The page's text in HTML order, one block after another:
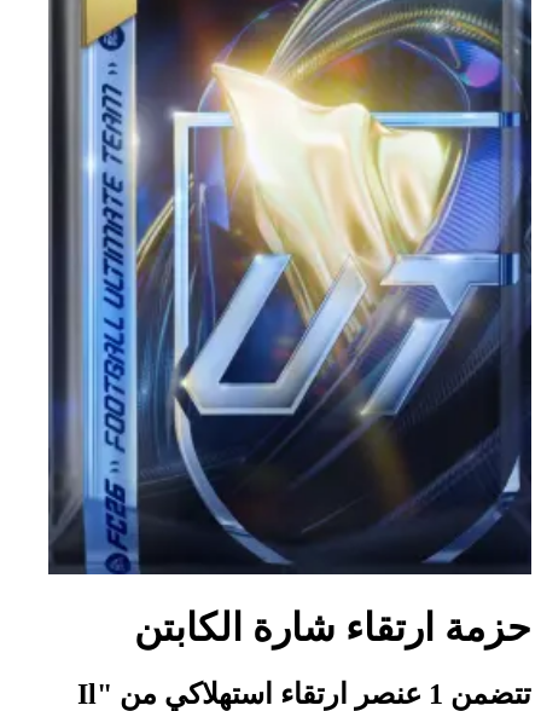
حزمة ارتقاء شارة الكابتن
تتضمن 1 عنصر ارتقاء استهلاكي من "Il